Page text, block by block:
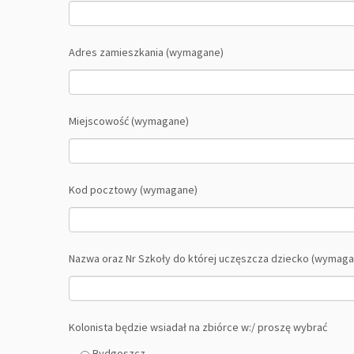
Adres zamieszkania (wymagane)
Miejscowość (wymagane)
Kod pocztowy (wymagane)
Nazwa oraz Nr Szkoły do której uczęszcza dziecko
Kolonista będzie wsiadał na zbiórce w:/ proszę wybrać